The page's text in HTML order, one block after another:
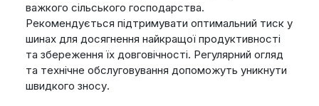
важкого сільського господарства.
Рекомендується підтримувати оптимальний тиск у
шинах для досягнення найкращої продуктивності
та збереження їх довговічності. Регулярний огляд
та технічне обслуговування допоможуть уникнути
швидкого зносу.